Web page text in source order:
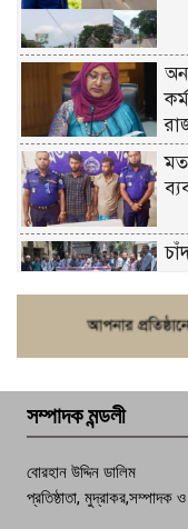
সম্পাদক মন্ডলী
বোরহান উদ্দিন ডালিম
প্রতিষ্ঠাতা, মুদ্রাকর,সম্পাদক